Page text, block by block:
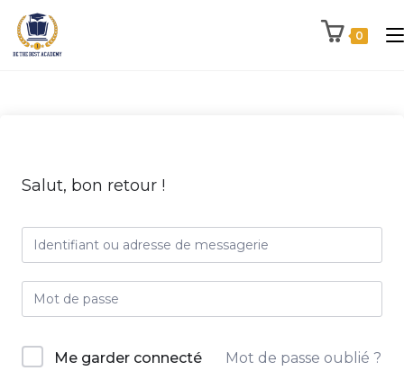
0
Salut, bon retour !
Me garder connecté Mot de passe oublié ?